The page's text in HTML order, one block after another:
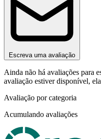
Escreva uma avaliação
Ainda não há avaliações para
avaliação estiver disponível,
Avaliação por categoria
Acumulando avaliações